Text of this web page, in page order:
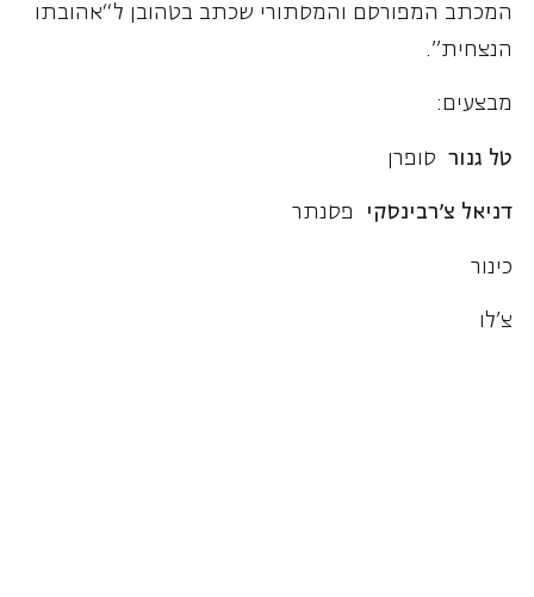
המכתב המפורסם והמסתורי שכתב בטהובן ל“אהובתו
הנצחית”.
מבצעים:
טל גנורסופרן
דניאל צ'רבינסקי פסנתר
כינור
צ'לו